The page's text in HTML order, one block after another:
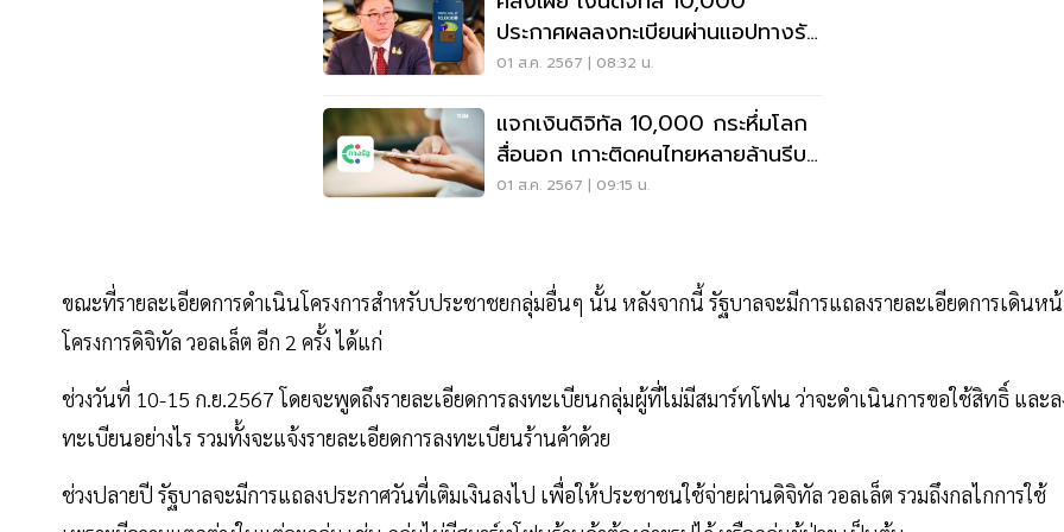
ประกาศผลลงทะเบียนผ่านแอปทางรัฐ
22 ก.ย.นี้
01 ส.ค. 2567 | 08:32 น.
แจกเงินดิจิทัล 10,000 กระหึ่มโลก
สื่อนอก เกาะติดคนไทยหลายล้านรีบ
ลงทะเบียน
01 ส.ค. 2567 | 09:15 น.
ขณะที่รายละเอียดการดำเนินโครงการสำหรับประชาชยกลุ่มอื่นๆ นั้น หลังจากนี้ รัฐบาลจะมีการแถลงรายละเอียดการเดินห
โครงการดิจิทัล วอลเล็ต อีก 2 ครั้ง ได้แก่
ช่วงวันที่ 10-15 ก.ย.2567 โดยจะพูดถึงรายละเอียดการลงทะเบียนกลุ่มผู้ที่ไม่มีสมาร์ทโฟน ว่าจะดำเนินการขอใช้สิทธิ์ และล
ทะเบียนอย่างไร รวมทั้งจะแจ้งรายละเอียดการลงทะเบียนร้านค้าด้วย
ช่วงปลายปี รัฐบาลจะมีการแถลงประกาศวันที่เติมเงินลงไป เพื่อให้ประชาชนใช้จ่ายผ่านดิจิทัล วอลเล็ต รวมถึงกลไกการใช้